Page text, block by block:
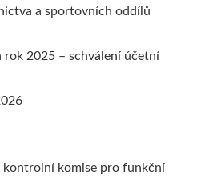
a sportovních oddílů
rok 2025 – schválení účetní
kontrolní komise pro funkční